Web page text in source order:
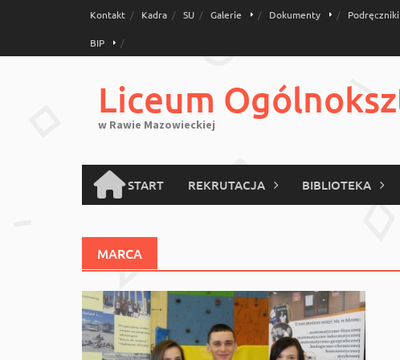
Kontakt Kadra SU Galerie Dokumenty
BIP
Liceum
w Rawie Mazowieckiej
START REKRUTACJA BIBLIOTEKA
MARCA